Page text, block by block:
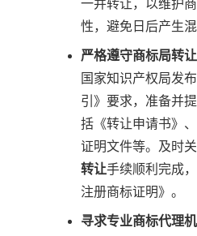
一并转让，以维护
性，避免日后产生混
严格遵守商标局转让
国家知识产权局发
引》要求，准备并
括《转让申请书》
证明文件等。及时
转让手续顺利完成
注册商标证明》。
寻求专业商标代理机